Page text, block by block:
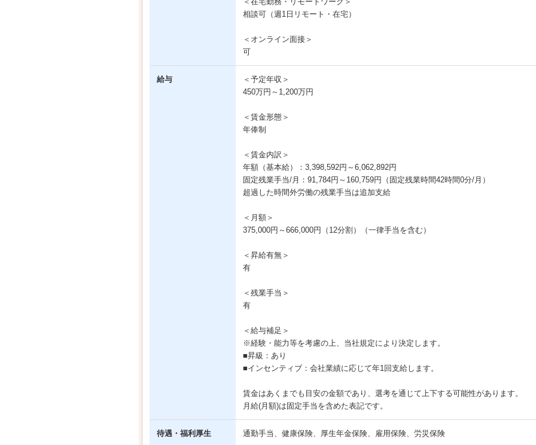
相談可（週1日リモート・在宅）
＜オンライン面接＞
可
給与
＜予定年収＞
450万円～1,200万円
＜賃金形態＞
年俸制
＜賃金内訳＞
年額（基本給）：3,398,592円～6,062,892円
固定残業手当/月：91,784円～160,759円（固定残業時間42時間0分/月）
超過した時間外労働の残業手当は追加支給
＜月額＞
375,000円～666,000円（12分割）（一律手当を含む）
＜昇給有無＞
有
＜残業手当＞
有
＜給与補足＞
※経験・能力等を考慮の上、当社規定により決定します。
■昇級：あり
■インセンティブ：会社業績に応じて年1回支給します。
賃金はあくまでも目安の金額であり、選考を通じて上下する可能性があります。
月給(月額)は固定手当を含めた表記です。
待遇・福利厚生 通勤手当、健康保険、厚生年金保険、雇用保険、労災保険